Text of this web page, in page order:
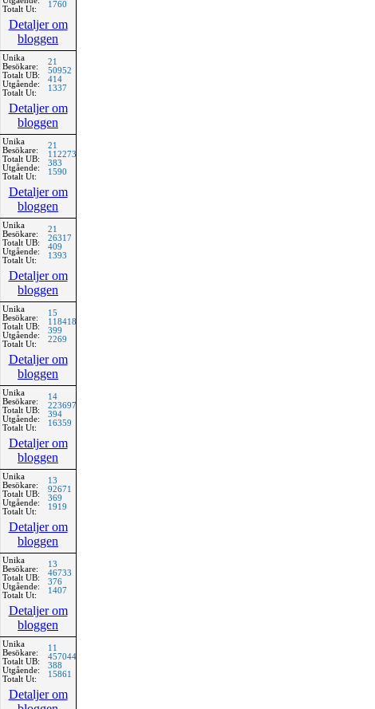
Totalt Ut:
1760
Detaljer om
bloggen
Unika
Besökare:
Totalt UB:
Utgående:
Totalt Ut:
21
50952
414
1337
Detaljer om
bloggen
Unika
Besökare:
Totalt UB:
Utgående:
Totalt Ut:
21
112273
383
1590
Detaljer om
bloggen
Unika
Besökare:
Totalt UB:
Utgående:
Totalt Ut:
21
26317
409
1393
Detaljer om
bloggen
Unika
Besökare:
Totalt UB:
Utgående:
Totalt Ut:
15
118418
399
2269
Detaljer om
bloggen
Unika
Besökare:
Totalt UB:
Utgående:
Totalt Ut:
14
223697
394
16359
Detaljer om
bloggen
Unika
Besökare:
Totalt UB:
Utgående:
Totalt Ut:
13
92671
369
1919
Detaljer om
bloggen
Unika
Besökare:
Totalt UB:
Utgående:
Totalt Ut:
13
46733
376
1407
Detaljer om
bloggen
Unika
Besökare:
Totalt UB:
Utgående:
Totalt Ut:
11
457044
388
15861
Detaljer om